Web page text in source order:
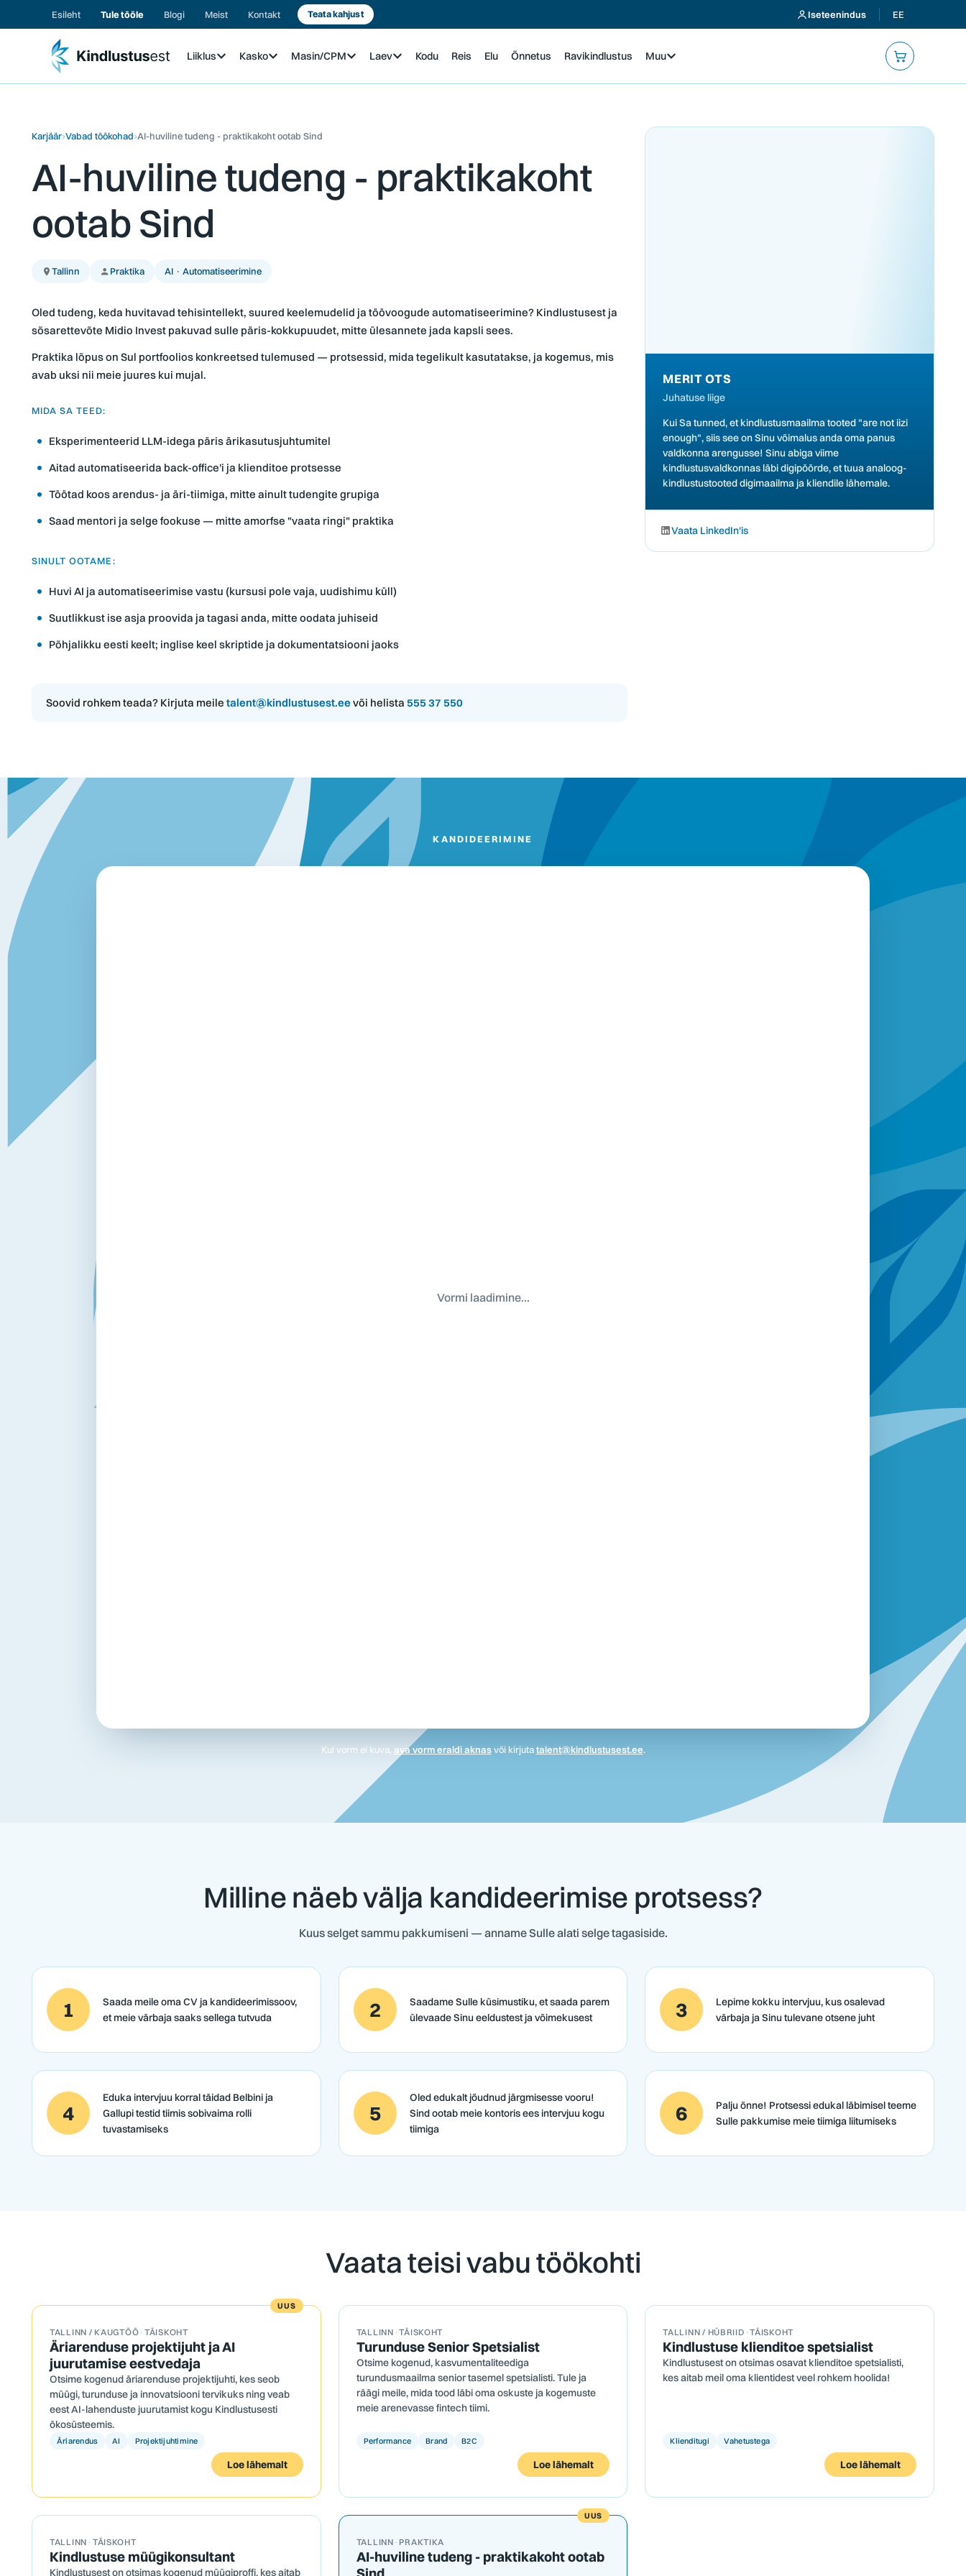
Esileht Tule tööle Blogi Meist Kontakt Teata kahjust Iseteenindus EE
Liiklus Kasko Masin/CPM Laev Kodu Reis Elu Õnnetus Ravikindlustus Muu
Karjäär›Vabad töökohad›AI-huviline tudeng - praktikakoht ootab Sind
AI-huviline tudeng - praktikakoht
ootab Sind
Tallinn Praktika AI · Automatiseerimine
Oled tudeng, keda huvitavad tehisintellekt, suured keelemudelid ja töövoogude automatiseerimine? Kindlustusest ja
sõsarettevõte Midio Invest pakuvad sulle päris-kokkupuudet, mitte ülesannete jada kapsli sees.
Praktika lõpus on Sul portfoolios konkreetsed tulemused — protsessid, mida tegelikult kasutatakse, ja kogemus, mis
avab uksi nii meie juures kui mujal.
MIDA SA TEED:
Eksperimenteerid LLM-idega päris ärikasutusjuhtumitel
Aitad automatiseerida back-office'i ja klienditoe protsesse
Töötad koos arendus- ja äri-tiimiga, mitte ainult tudengite grupiga
Saad mentori ja selge fookuse — mitte amorfse "vaata ringi" praktika
SINULT OOTAME:
Huvi AI ja automatiseerimise vastu (kursusi pole vaja, uudishimu küll)
Suutlikkust ise asja proovida ja tagasi anda, mitte oodata juhiseid
Põhjalikku eesti keelt; inglise keel skriptide ja dokumentatsiooni jaoks
Soovid rohkem teada? Kirjuta meile talent@kindlustusest.ee või helista 555 37 550
MERIT OTS
Juhatuse liige
Kui Sa tunned, et kindlustusmaailma tooted "are not iizi
enough", siis see on Sinu võimalus anda oma panus
valdkonna arengusse! Sinu abiga viime
kindlustusvaldkonnas läbi digipöörde, et tuua analoog-
kindlustustooted digimaailma ja kliendile lähemale.
Vaata LinkedIn'is
KANDIDEERIMINE
Vormi laadimine…
Kui vorm ei kuva, ava vorm eraldi aknasvõi kirjutatalent@kindlustusest.ee.
Milline näeb välja kandideerimise protsess?
Kuus selget sammu pakkumiseni — anname Sulle alati selge tagasiside.
1
Saada meile oma CV ja kandideerimissoov,
et meie värbaja saaks sellega tutvuda
2
Saadame Sulle küsimustiku, et saada parem
ülevaade Sinu eeldustest ja võimekusest
3
Lepime kokku intervjuu, kus osalevad
värbaja ja Sinu tulevane otsene juht
4
Eduka intervjuu korral täidad Belbini ja
Gallupi testid tiimis sobivaima rolli
tuvastamiseks
5
Oled edukalt jõudnud järgmisesse vooru!
Sind ootab meie kontoris ees intervjuu kogu
tiimiga
6
Palju õnne! Protsessi edukal läbimisel teeme
Sulle pakkumise meie tiimiga liitumiseks
Vaata teisi vabu töökohti
UUS
TALLINN / KAUGTÖÖ · TÄISKOHT
Äriarenduse projektijuht ja AI
juurutamise eestvedaja
Otsime kogenud äriarenduse projektijuhti, kes seob
müügi, turunduse ja innovatsiooni tervikuks ning veab
eest AI-lahenduste juurutamist kogu Kindlustusesti
ökosüsteemis.
Äriarendus AI Projektijuhtimine
Loe lähemalt
TALLINN ·TÄISKOHT
Turunduse Senior Spetsialist
Otsime kogenud, kasvumentaliteediga
turundusmaailma senior tasemel spetsialisti. Tule ja
räägi meile, mida tood läbi oma oskuste ja kogemuste
meie arenevasse fintech tiimi.
Performance Brand B2C
Loe lähemalt
TALLINN / HÜBRIID ·TÄISKOHT
Kindlustuse klienditoe spetsialist
Kindlustusest on otsimas osavat klienditoe spetsialisti,
kes aitab meil oma klientidest veel rohkem hoolida!
Klienditugi Vahetustega
Loe lähemalt
TALLINN · TÄISKOHT
Kindlustuse müügikonsultant
Kindlustusest on otsimas kogenud müügiproffi, kes aitab
UUS
TALLINN · PRAKTIKA
AI-huviline tudeng - praktikakoht ootab